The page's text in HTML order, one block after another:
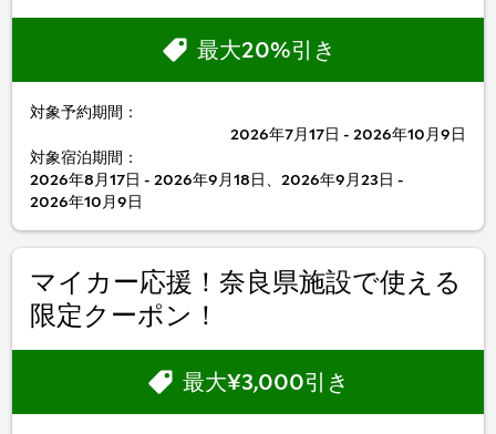
対象予約期間：
2026年7月17日 - 2026年10月9日
対象宿泊期間：
2026年8月17日 - 2026年9月18日、2026年9月23日 -
2026年10月9日
最大20%引き
最大¥3,000引き
マイカー応援！奈良県施設で使える
限定クーポン！